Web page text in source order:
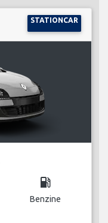
STATIONCAR
local_gas_station
Benzine